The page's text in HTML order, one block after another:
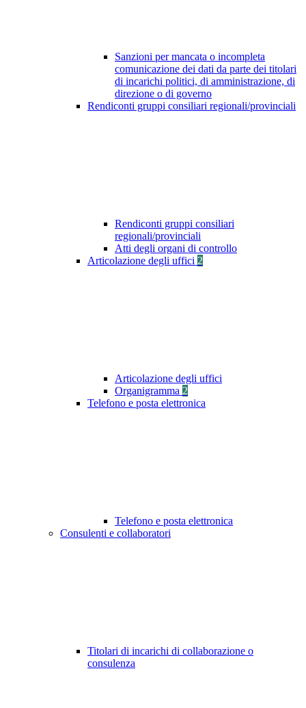
Sanzioni per mancata o incompleta
comunicazione dei dati da parte dei titolari
di incarichi politici, di amministrazione, di
direzione o di governo
Rendiconti gruppi consiliari regionali/provinciali
Rendiconti gruppi consiliari
regionali/provinciali
Atti degli organi di controllo
Articolazione degli uffici 2
Articolazione degli uffici
Organigramma 2
Telefono e posta elettronica
Telefono e posta elettronica
Consulenti e collaboratori
Titolari di incarichi di collaborazione o
consulenza